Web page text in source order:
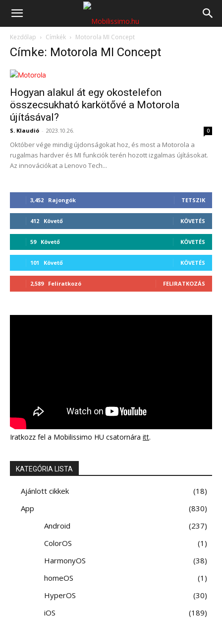
Mobilissimo.hu
Kezdőlap Címkék Motorola MI Concept
Címke: Motorola MI Concept
Hogyan alakul át egy okostelefon
összecsukható karkötővé a Motorola
újításával?
S. Klaudió - 2023.10.26. 0
Október vége mindig újdonságokat hoz, és most a Motorola a
rugalmas hardver és MI funkciók terén hozott izgalmas újításokat.
Az innovációkat a Lenovo Tech...
3,452 Rajongók TETSZIK
412 Követő KÖVETÉS
59 Követő KÖVETÉS
101 Követő KÖVETÉS
2,589 Feliratkozó FELIRATKOZÁS
Iratkozz fel a Mobilissimo HU csatornára itt.
KATEGÓRIA LISTA
Ajánlott cikkek
18
App
830
Android
237
ColorOS
1
HarmonyOS
38
homeOS
1
HyperOS
30
iOS
189